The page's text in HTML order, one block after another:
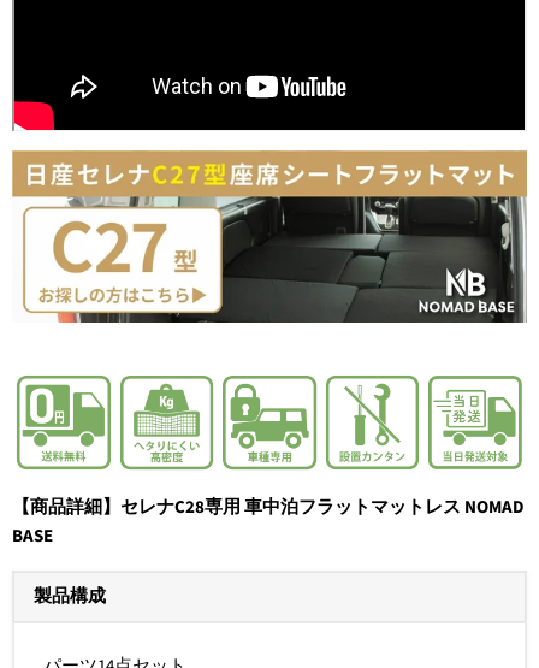
【商品詳細】セレナC28専用 車中泊フラットマットレス NOMAD
BASE
製品構成